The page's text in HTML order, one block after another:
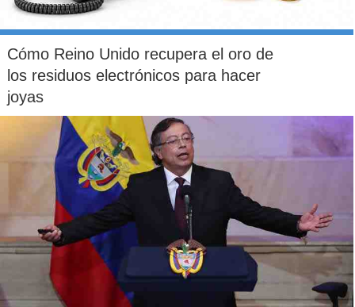
Cómo Reino Unido recupera el oro de
los residuos electrónicos para hacer
joyas